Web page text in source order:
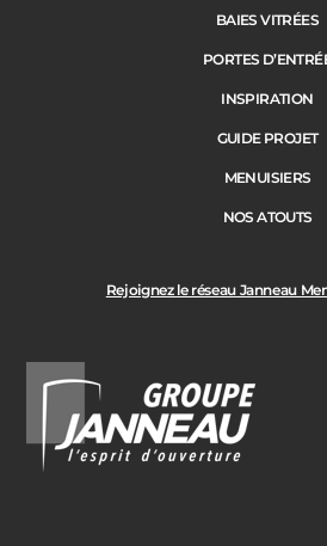
Rejoignez le réseau Janneau
BAIES VITRÉES
PORTES
INSPIRATION
GUIDE PROJET
MENUISIERS
NOS ATOUTS